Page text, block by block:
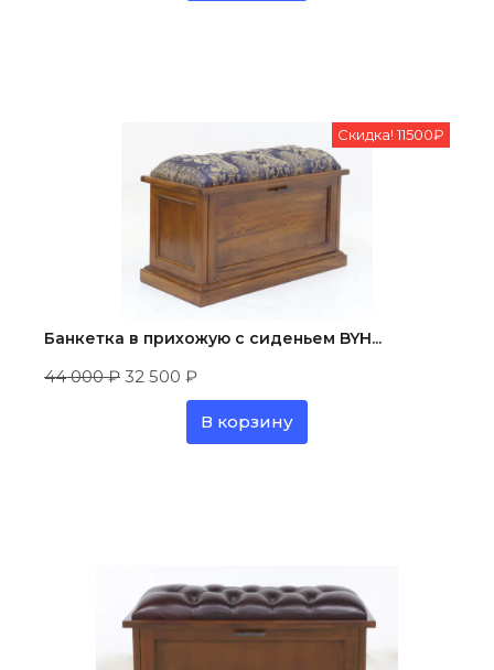
Скидка! 11500₽
Банкетка в прихожую с сиденьем BYH...
44 000₽ 32 500 ₽
В корзину